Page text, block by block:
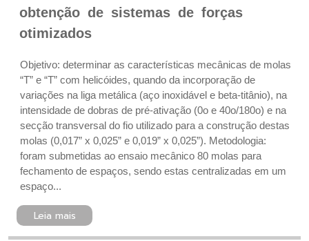
obtenção de sistemas de forças
otimizados
Objetivo: determinar as características mecânicas de molas
“T” e “T” com helicóides, quando da incorporação de
variações na liga metálica (aço inoxidável e beta-titânio), na
intensidade de dobras de pré-ativação (0o e 40o/180o) e na
secção transversal do fio utilizado para a construção destas
molas (0,017” x 0,025” e 0,019” x 0,025”). Metodologia:
foram submetidas ao ensaio mecânico 80 molas para
fechamento de espaços, sendo estas centralizadas em um
espaço...
Leia mais